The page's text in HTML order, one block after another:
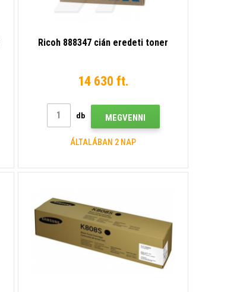
Ricoh 888347 cián eredeti toner
14 630 ft.
db MEGVENNI
ÁLTALÁBAN 2 NAP